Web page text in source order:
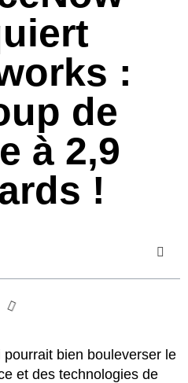
:
de
à 2,9
!
bien bouleverser le
et des technologies de